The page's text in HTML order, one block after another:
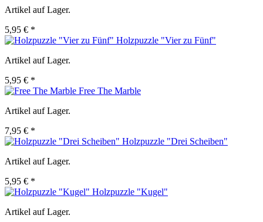
Artikel auf Lager.
5,95 € *
Holzpuzzle "Vier zu Fünf"
Artikel auf Lager.
5,95 € *
Free The Marble
Artikel auf Lager.
7,95 € *
Holzpuzzle "Drei Scheiben"
Artikel auf Lager.
5,95 € *
Holzpuzzle "Kugel"
Artikel auf Lager.